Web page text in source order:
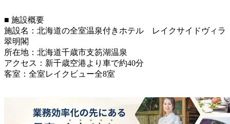
■ 施設概要
施設名：北海道の全室温泉付きホテル レイクサイドヴィラ
翠明閣
所在地：北海道千歳市支笏湖温泉
アクセス：新千歳空港より車で約40分
客室：全室レイクビュー全8室